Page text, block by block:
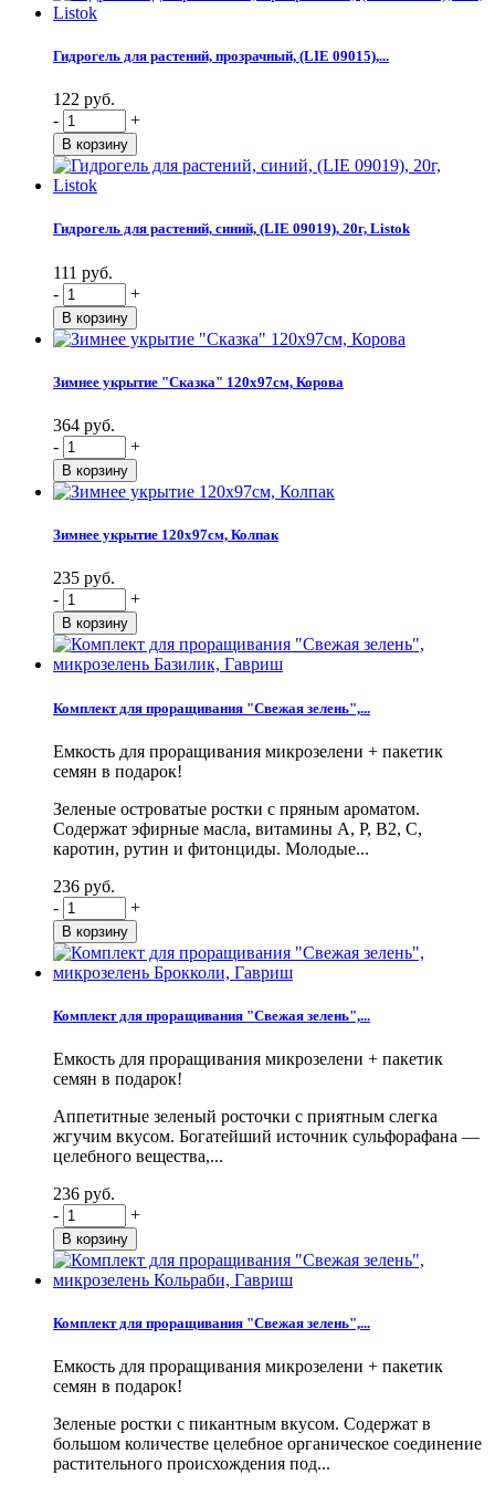
Гидрогель для растений, прозрачный, (LIE 09015),...
122 руб.
-
+
Гидрогель для растений, синий, (LIE 09019), 20г, Listok
111 руб.
-
+
Зимнее укрытие "Сказка" 120х97см, Корова
364 руб.
-
+
Зимнее укрытие 120х97см, Колпак
235 руб.
-
+
Комплект для проращивания "Свежая зелень",...
Емкость для проращивания микрозелени + пакетик
семян в подарок!
Зеленые островатые ростки с пряным ароматом.
Содержат эфирные масла, витамины А, Р, В2, С,
каротин, рутин и фитонциды. Молодые...
236 руб.
-
+
Комплект для проращивания "Свежая зелень",...
Емкость для проращивания микрозелени + пакетик
семян в подарок!
Аппетитные зеленый росточки с приятным слегка
жгучим вкусом. Богатейший источник сульфорафана —
целебного вещества,...
236 руб.
-
+
Комплект для проращивания "Свежая зелень",...
Емкость для проращивания микрозелени + пакетик
семян в подарок!
Зеленые ростки с пикантным вкусом. Содержат в
большом количестве целебное органическое соединение
растительного происхождения под...